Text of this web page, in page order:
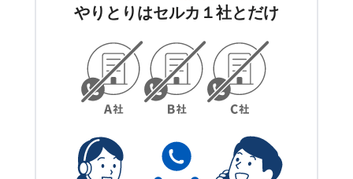
やりとりはセルカ１社とだけ